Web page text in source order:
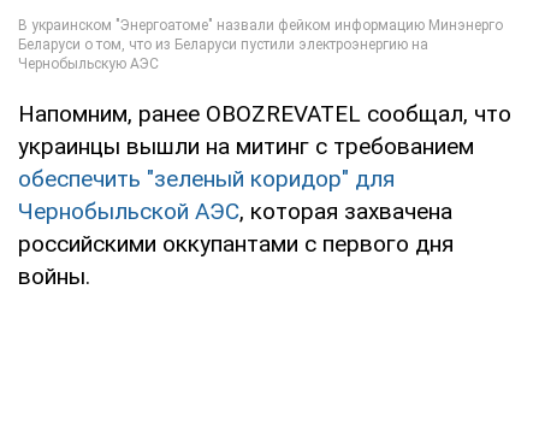
Напомним, ранее OBOZREVATEL сообщал, что
украинцы вышли на митинг с требованием
обеспечить "зеленый коридор" для
Чернобыльской АЭС, которая захвачена
российскими оккупантами с первого дня
войны.